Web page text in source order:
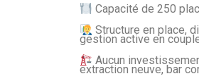
Capacité de 250
Structure en place,
gestion active en
Aucun
extraction neuve, bar